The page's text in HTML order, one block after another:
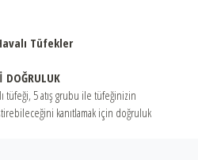
Tüfekler
DOĞRULUK
tüfeği, 5 atış grubu ile tüfeğinizin
kanıtlamak için doğruluk